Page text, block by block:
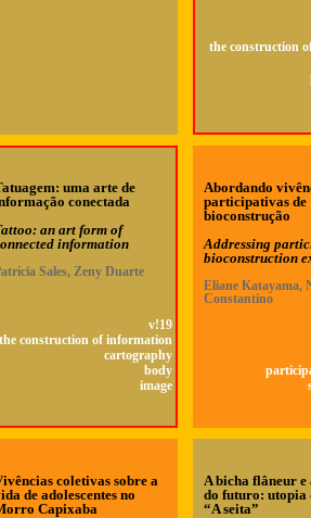
the construction
uma arte de
conectada
an art form of
information
Sales, Zeny Duarte
v!19
the construction of information
cartography
body
image
Abordando
participativas de
bioconstrução
Addressing
bioconstruction
Eliane Katayama,
Constantino
coletivas sobre a
de adolescentes no
Capixaba
A bicha flâneur e
do futuro: utopia
“A seita”